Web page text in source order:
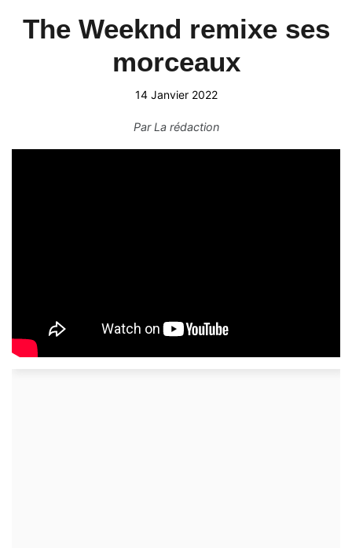
The Weeknd remixe ses
morceaux
14 Janvier 2022
ParLa rédaction